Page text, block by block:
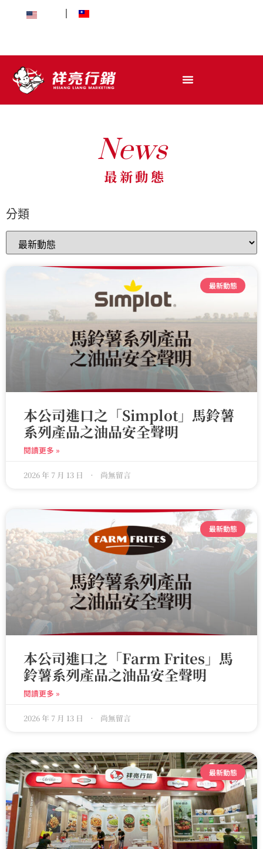
News
最新動態
分類
最新動態
本公司進口之「Simplot」馬鈴薯
系列產品之油品安全聲明
閱讀更多 »
2026 年 7 月 13 日 尚無留言
最新動態
本公司進口之「Farm Frites」馬
鈴薯系列產品之油品安全聲明
閱讀更多 »
2026 年 7 月 13 日 尚無留言
最新動態